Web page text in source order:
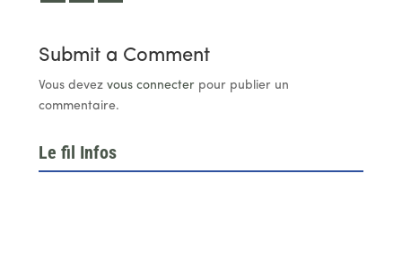
Submit a Comment
Vous devez vous connecterpour publier un
commentaire.
Le fil Infos